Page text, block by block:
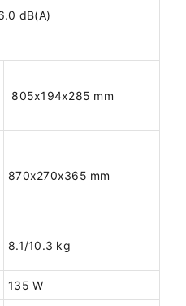
dB(A)
805x194x285 mm
870x270x365 mm
8.1/10.3 kg
135 W